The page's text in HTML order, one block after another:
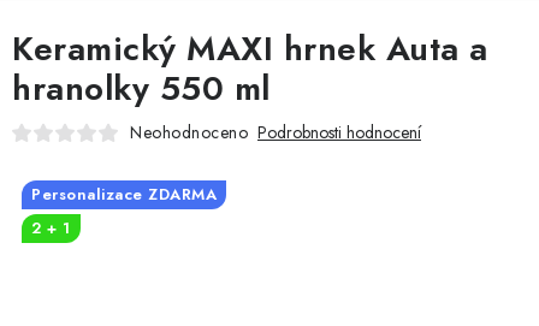
PRO DĚTI
PRO PÁRY
VLASTNÍ MOTIV
Keramický MAXI hrnek Auta a
hranolky 550 ml
Neohodnoceno Podrobnosti hodnocení
Personalizace ZDARMA
2 + 1